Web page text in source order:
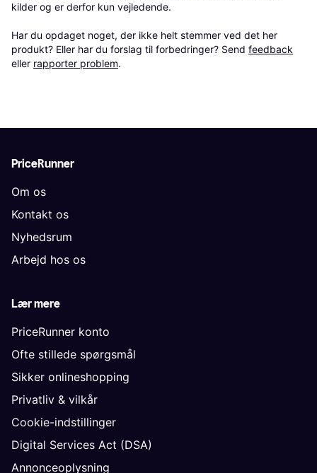
kilder og er derfor kun vejledende.
Har du opdaget noget, der ikke helt stemmer ved det her
produkt? Eller har du forslag til forbedringer? Send feedback
eller rapporter problem.
PriceRunner
Om os
Kontakt os
Nyhedsrum
Arbejd hos os
Lær mere
PriceRunner konto
Ofte stillede spørgsmål
Sikker onlineshopping
Privatliv & vilkår
Cookie-indstillinger
Digital Services Act (DSA)
Annonceoplysning